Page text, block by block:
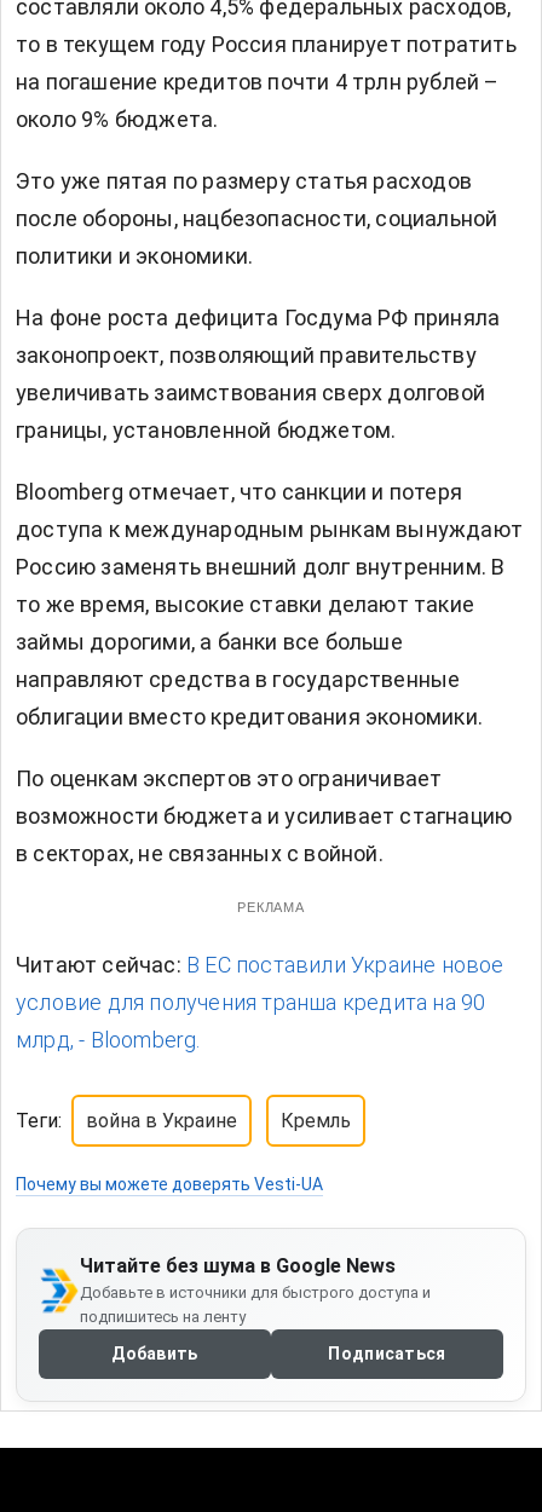
составляли около 4,5% федеральных расходов,
то в текущем году Россия планирует потратить
на погашение кредитов почти 4 трлн рублей –
около 9% бюджета.
Это уже пятая по размеру статья расходов
после обороны, нацбезопасности, социальной
политики и экономики.
На фоне роста дефицита Госдума РФ приняла
законопроект, позволяющий правительству
увеличивать заимствования сверх долговой
границы, установленной бюджетом.
Bloomberg отмечает, что санкции и потеря
доступа к международным рынкам вынуждают
Россию заменять внешний долг внутренним. В
то же время, высокие ставки делают такие
займы дорогими, а банки все больше
направляют средства в государственные
облигации вместо кредитования экономики.
По оценкам экспертов это ограничивает
возможности бюджета и усиливает стагнацию
в секторах, не связанных с войной.
РЕКЛАМА
Читают сейчас: В ЕС поставили Украине новое
условие для получения транша кредита на 90
млрд, - Bloomberg.
Теги: война в Украине Кремль
Почему вы можете доверять Vesti-UA
Читайте без шума в Google News
Добавьте в источники для быстрого доступа и
подпишитесь на ленту
Добавить Подписаться